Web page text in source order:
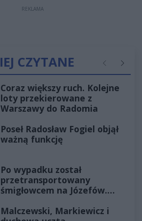
REKLAMA
CZYTANE Poprzednie
Coraz większy ruch. Kolejne
loty przekierowane z
Warszawy do Radomia
Poseł Radosław Fogiel objął
ważną funkcję
Po wypadku został
przetransportowany
śmigłowcem na Józefów.
Malczewski, Markiewicz i